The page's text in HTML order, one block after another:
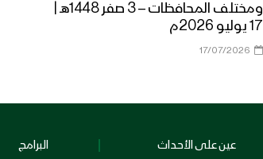
ومختلف المحافظات – 3 صفر 1448هـ |
17 يوليو 2026م
17/07/2026
عين على الأحداث البرامج